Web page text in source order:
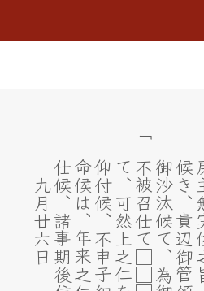
「 不被召仕て□□□為御計